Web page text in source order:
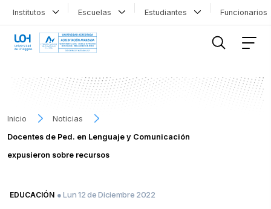
Institutos Escuelas Estudiantes
Inicio
Noticias
Docentes de Ped. en Lenguaje y Comunicación
expusieron sobre recursos
EDUCACIÓN ● Lun 12 de Diciembre 2022